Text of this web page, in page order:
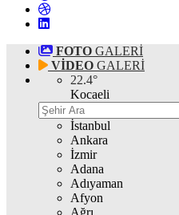
FOTO GALERİ
VİDEO GALERİ
22.4°
Kocaeli
İstanbul
Ankara
İzmir
Adana
Adıyaman
Afyon
Ağrı